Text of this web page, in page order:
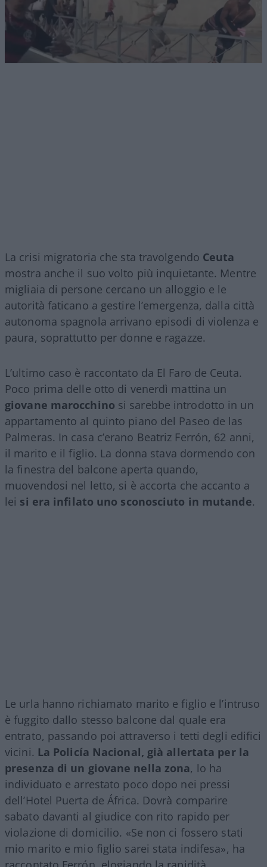
La crisi migratoria che sta travolgendo Ceuta
mostra anche il suo volto più inquietante. Mentre
migliaia di persone cercano un alloggio e le
autorità faticano a gestire l’emergenza, dalla città
autonoma spagnola arrivano episodi di violenza e
paura, soprattutto per donne e ragazze.
L’ultimo caso è raccontato da El Faro de Ceuta.
Poco prima delle otto di venerdì mattina un
giovane marocchino si sarebbe introdotto in un
appartamento al quinto piano del Paseo de las
Palmeras. In casa c’erano Beatriz Ferrón, 62 anni,
il marito e il figlio. La donna stava dormendo con
la finestra del balcone aperta quando,
muovendosi nel letto, si è accorta che accanto a
lei si era infilato uno sconosciuto in mutande.
Le urla hanno richiamato marito e figlio e l’intruso
è fuggito dallo stesso balcone dal quale era
entrato, passando poi attraverso i tetti degli edifici
vicini. La Policía Nacional, già allertata per la
presenza di un giovane nella zona, lo ha
individuato e arrestato poco dopo nei pressi
dell’Hotel Puerta de África. Dovrà comparire
sabato davanti al giudice con rito rapido per
violazione di domicilio. «Se non ci fossero stati
mio marito e mio figlio sarei stata indifesa», ha